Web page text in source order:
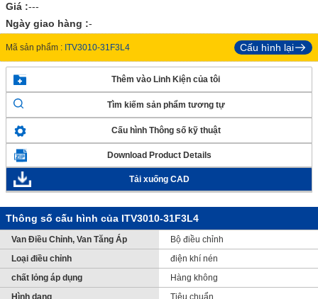
Giá :---
Ngày giao hàng :-
Mã sản phẩm : ITV3010-31F3L4 Cấu hình lại
Thêm vào Linh Kiện của tôi
Tìm kiếm sản phẩm tương tự
Cấu hình Thông số kỹ thuật
Download Product Details
Tải xuống CAD
Thông số cấu hình của ITV3010-31F3L4
Van Điều Chỉnh, Van Tăng Áp
Bộ điều chỉnh
Loại điều chỉnh
điện khí nén
chất lỏng áp dụng
Hàng không
Hình dạng
Tiêu chuẩn